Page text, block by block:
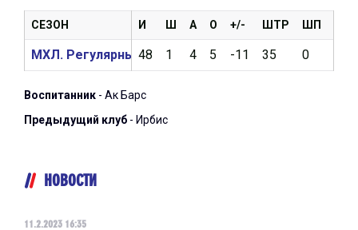
И Ш А О +/- ШТР ШП
48 1 4 5 -11 35 0
СЕЗОН
МХЛ. Регулярный чемпионат 2022/2023
Воспитанник - Ак Барс
Предыдущий клуб - Ирбис
НОВОСТИ
11.2.2023 16:35